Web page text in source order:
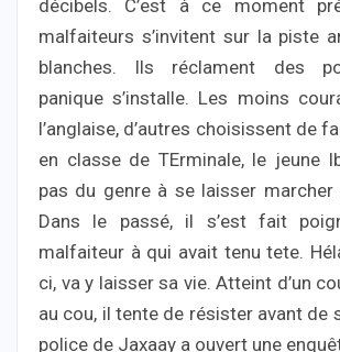
décibels. C’est à ce moment
malfaiteurs s’invitent sur la piste
blanches. Ils réclament des
panique s’installe. Les moins
l’anglaise, d’autres choisissent de
en classe de TErminale, le jeune
pas du genre à se laisser marcher
Dans le passé, il s’est fait
malfaiteur à qui avait tenu tete.
ci, va y laisser sa vie. Atteint d’un
au cou, il tente de résister avant de
police de Jaxaay a ouvert une